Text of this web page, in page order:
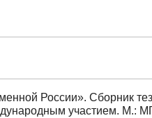
России». Сборник
участием. М.: